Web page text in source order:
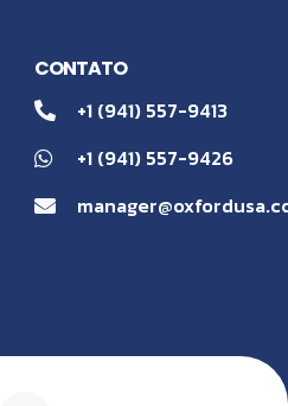
CONTATO
+1 (941) 557-9413
+1 (941) 557-9426